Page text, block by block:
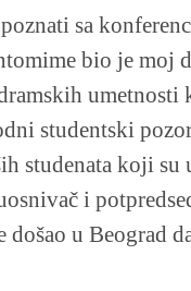
sa
bio je moj
studentski
studenata koji su
i
u Beograd